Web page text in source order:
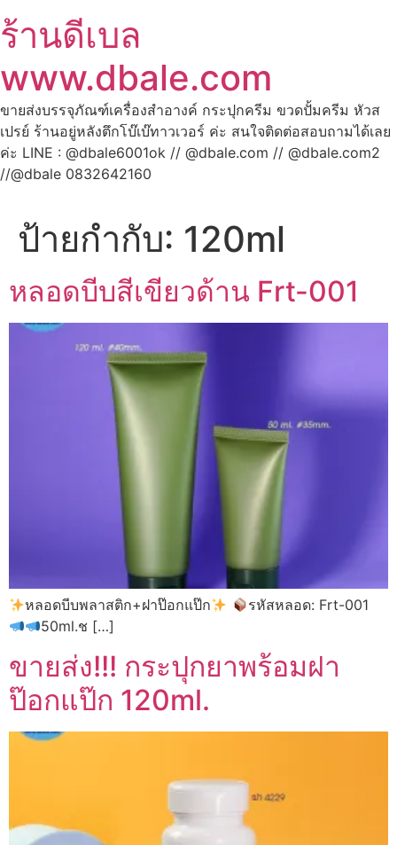
ร้านดีเบล
www.dbale.com
ขายส่งบรรจุภัณฑ์เครื่องสำอางค์ กระปุกครีม ขวดปั้มครีม หัวส
เปรย์ ร้านอยู่หลังตึกโบ๊เบ๊ทาวเวอร์ ค่ะ สนใจติดต่อสอบถามได้เลย
ค่ะ LINE : @dbale6001ok // @dbale.com // @dbale.com2
//@dbale 0832642160
ป้ายกำกับ: 120ml
หลอดบีบสีเขียวด้าน Frt-001
หลอดบีบพลาสติก+ฝาป๊อกแป๊ก
รหัสหลอด: Frt-001
50ml.ช […]
ขายส่ง!!! กระปุกยาพร้อมฝา
ป๊อกแป๊ก 120ml.